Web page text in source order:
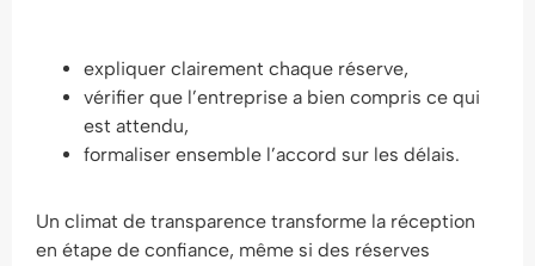
expliquer clairement chaque réserve,
vérifier que l’entreprise a bien compris ce qui
est attendu,
formaliser ensemble l’accord sur les délais.
Un climat de transparence transforme la réception
en étape de confiance, même si des réserves